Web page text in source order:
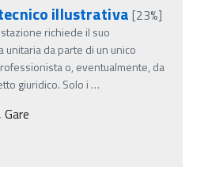
illustrativa [23%]
richiede il suo
da parte di un unico
o, eventualmente, da
giuridico. Solo i …
Gare